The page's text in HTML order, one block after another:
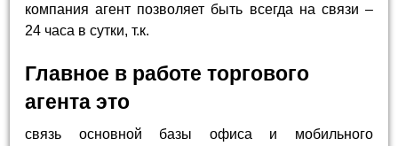
компания агент позволяет быть всегда на связи –
24 часа в сутки, т.к.
Главное в работе торгового
агента это
связь основной базы офиса и мобильного